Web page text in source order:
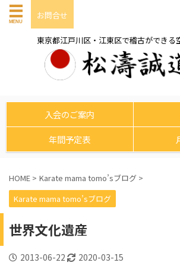
お問合せ
東京都江戸川区・江東区で稽古ができる
入会のご案内
年間予定表
HOME > Karate mama tomo’sブログ >
Karate mama tomo’sブログ
世界文化遺産
2013-06-22 2020-03-15